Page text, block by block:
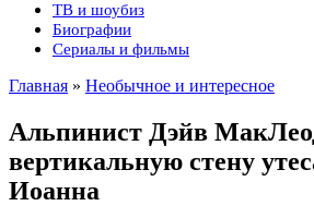
ТВ и шоубиз
Биографии
Сериалы и фильмы
Главная » Необычное и интересное
Альпинист Дэйв
вертикальную стену
Иоанна